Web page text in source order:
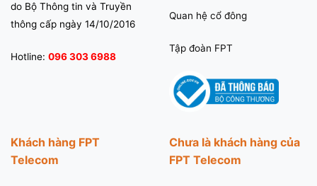
do Bộ Thông tin và Truyền
thông cấp ngày 14/10/2016
Hotline: 096 303 6988
Quan hệ cổ đông
Tập đoàn FPT
Khách hàng FPT
Telecom
Chưa là khách hàng của
FPT Telecom